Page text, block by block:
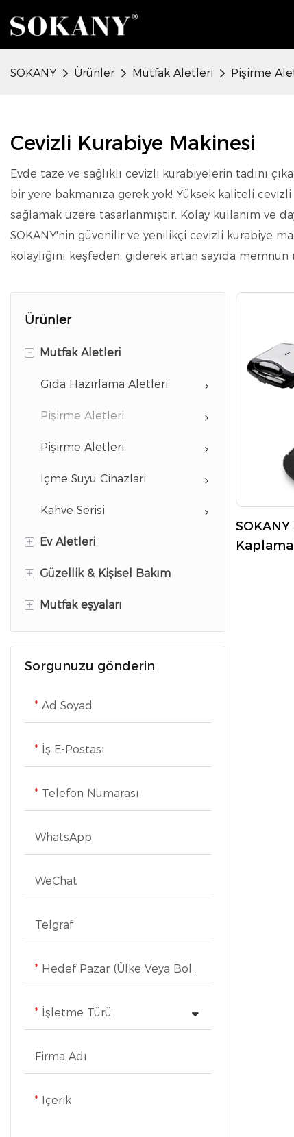
SOKANY Ürünler Mutfak Aletleri Pişirme
Cevizli Kurabiye Makinesi
Evde taze ve sağlıklı cevizli kurabiyelerin tadını
bir yere bakmanıza gerek yok! Yüksek kaliteli
sağlamak üzere tasarlanmıştır. Kolay kullanım ve
SOKANY'nin güvenilir ve yenilikçi cevizli kurabiye
kolaylığını keşfeden, giderek artan sayıda memnun
Ürünler
- Mutfak Aletleri
Gıda Hazırlama Aletleri
Pişirme Aletleri
Pişirme Aletleri
İçme Suyu Cihazları
Kahve Serisi
+ Ev Aletleri
Giysi Bakım Aletleri
Temizlik Aletleri
Ölçek
Soğutma Cihazları
+ Güzellik & Kişisel Bakım
Saç Şekillendirme Aletleri
Sağlık Bakım Cihazları
+ Mutfak eşyaları
Sorgunuzu gönderin
Ad Soyad
İş E-Postası
Telefon Numarası
WhatsApp
WeChat
Telgraf
Hedef Pazar (Ülke Veya Bölge)
İşletme Türü
Firma Adı
Içerik
SOKANY